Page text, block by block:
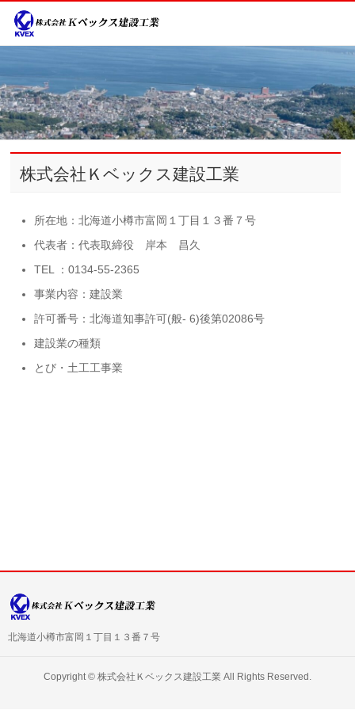
株式会社Ｋベックス建設工業
所在地：北海道小樽市富岡１丁目１３番７号
代表者：代表取締役 岸本 昌久
TEL ：0134-55-2365
事業内容：建設業
許可番号：北海道知事許可(般- 6)後第02086号
建設業の種類
とび・土工工事業
北海道小樽市富岡１丁目１３番７号
Copyright © 株式会社Ｋベックス建設工業All Rights Reserved.